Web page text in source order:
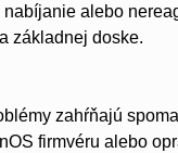
alebo
základnej doske.
zahŕňajú
firmvéru alebo